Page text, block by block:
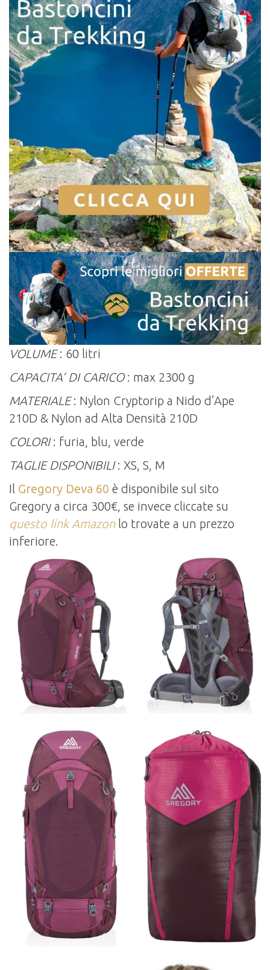
VOLUME: 60 litri
CAPACITA’ DI CARICO: max 2300 g
MATERIALE: Nylon Cryptorip a Nido d’Ape
210D & Nylon ad Alta Densità 210D
COLORI: furia, blu, verde
TAGLIE DISPONIBILI: XS, S, M
Il Gregory Deva 60 è disponibile sul sito
Gregory a circa 300€, se invece cliccate su
questo link Amazonlo trovate a un prezzo
inferiore.